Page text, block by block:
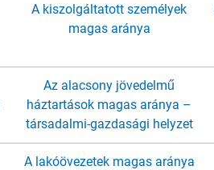
A kiszolgáltatott személyek
magas aránya
Az alacsony jövedelmű
háztartások magas aránya –
társadalmi-gazdasági helyzet
A lakóövezetek magas aránya